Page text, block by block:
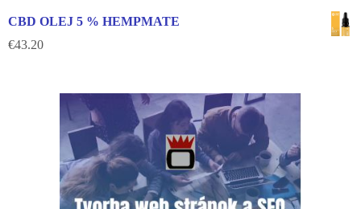
CBD OLEJ 5 % HEMPMATE
€43.20